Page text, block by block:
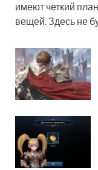
имеют четкий
вещей. Здесь не